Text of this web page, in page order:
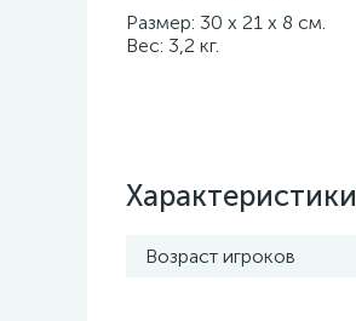
Размер: 30 х 21 х 8 см.
Вес: 3,2 кг.
Характеристики
Возраст игроков